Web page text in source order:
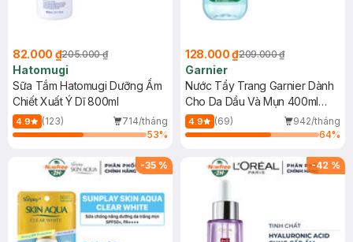
82.000 ₫205.000 ₫
Hatomugi
Sữa Tắm Hatomugi Dưỡng Ẩm
Chiết Xuất Ý Dĩ 800ml
4.9 (123)
714/tháng
53%
128.000 ₫209.000 ₫
Garnier
Nước Tẩy Trang Garnier Dành
Cho Da Dầu Và Mụn 400ml
(Mới)
4.9 (69)
942/tháng
64%
-35 % -42 %